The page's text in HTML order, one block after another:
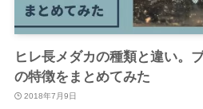
ヒレ長メダカの種類と違い。
の特徴をまとめてみた
2018年7月9日